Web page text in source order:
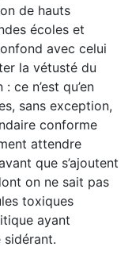
de hauts
écoles et
avec celui
la vétusté du
ce n’est qu’en
sans exception,
conforme
attendre
que s’ajoutent
on ne sait pas
toxiques
ayant
sidérant.